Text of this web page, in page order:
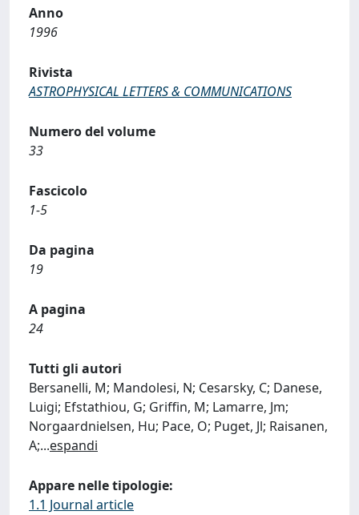
Anno
1996
Rivista
ASTROPHYSICAL LETTERS & COMMUNICATIONS
Numero del volume
33
Fascicolo
1-5
Da pagina
19
A pagina
24
Tutti gli autori
Bersanelli, M; Mandolesi, N; Cesarsky, C; Danese,
Luigi; Efstathiou, G; Griffin, M; Lamarre, Jm;
Norgaardnielsen, Hu; Pace, O; Puget, Jl; Raisanen,
A;...espandi
Appare nelle tipologie:
1.1 Journal article